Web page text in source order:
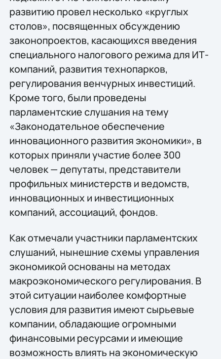
развитию провел несколько «круглых
столов», посвященных обсуждению
законопроектов, касающихся введения
специального налогового режима для ИТ-
компаний, развития технопарков,
регулирования венчурных инвестиций.
Кроме того, были проведены
парламентские слушания на тему
«Законодательное обеспечение
инновационного развития экономики», в
которых приняли участие более 300
человек — депутаты, представители
профильных министерств и ведомств,
инновационных и инвестиционных
компаний, ассоциаций, фондов.
Как отмечали участники парламентских
слушаний, нынешние схемы управления
экономикой основаны на методах
макроэкономического регулирования. В
этой ситуации наиболее комфортные
условия для развития имеют сырьевые
компании, обладающие огромными
финансовыми ресурсами и имеющие
возможность влиять на экономическую